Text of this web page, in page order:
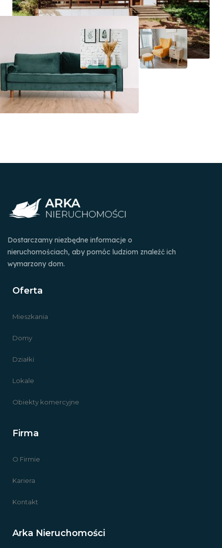
Dostarczamy niezbędne informacje o
nieruchomościach, aby pomóc ludziom znaleźć ich
wymarzony dom.
Oferta
Mieszkania
Domy
Działki
Lokale
Obiekty komercyjne
Firma
O Firmie
Kariera
Kontakt
Arka Nieruchomości